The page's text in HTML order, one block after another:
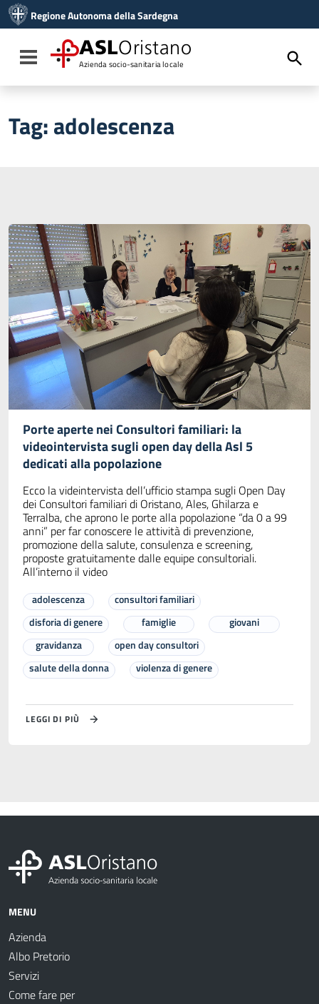
Vai al menu di navigazione
Vai al footer
Regione Autonoma della Sardegna
Toggle navigation
ASLOristano
Azienda socio-sanitaria locale
Tag:adolescenza
Porte aperte nei Consultori familiari: la
videointervista sugli open day della Asl 5
dedicati alla popolazione
Ecco la videintervista dell’ufficio stampa sugli Open Day
dei Consultori familiari di Oristano, Ales, Ghilarza e
Terralba, che aprono le porte alla popolazione “da 0 a 99
anni” per far conoscere le attività di prevenzione,
promozione della salute, consulenza e screening,
proposte gratuitamente dalle equipe consultoriali.
All’interno il video
adolescenza
consultori familiari
disforia di genere
famiglie
giovani
gravidanza
open day consultori
salute della donna
violenza di genere
LEGGI DI PIÙ
MENU
Azienda
Albo Pretorio
Servizi
Come fare per